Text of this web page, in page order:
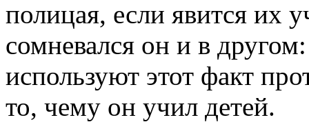
полицая, если явится их
сомневался он и в
используют этот факт
то, чему он учил детей.